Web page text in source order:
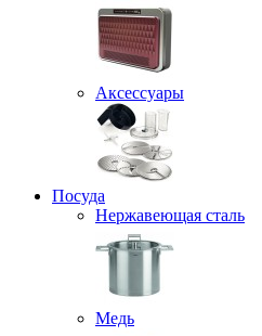
Аксессуары
Посуда
Нержавеющая сталь
Медь